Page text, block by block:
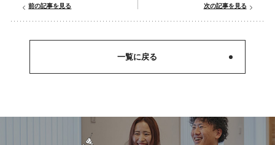
前の記事を見る
次の記事を見る
一覧に戻る